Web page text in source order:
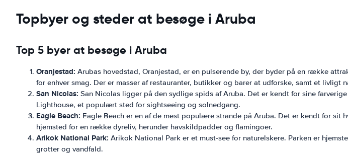
Topbyer og steder at besøge i Aruba
Top 5 byer at besøge i Aruba
Oranjestad: Arubas hovedstad, Oranjestad, er en pulserende by, der byder på en række
for enhver smag. Der er masser af restauranter, butikker og barer at udforske, samt et livligt
San Nicolas: San Nicolas ligger på den sydlige spids af Aruba. Det er kendt for sine
Lighthouse, et populært sted for sightseeing og solnedgang.
Eagle Beach: Eagle Beach er en af ​​de mest populære strande på Aruba. Det er kendt for sit
hjemsted for en række dyreliv, herunder havskildpadder og flamingoer.
Arikok National Park: Arikok National Park er et must-see for naturelskere. Parken er
grotter og vandfald.